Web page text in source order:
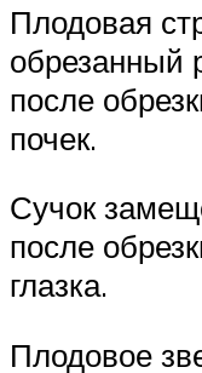
Плодовая
обрезанный
после
почек.
Сучок
после
глазка.
Плодовое